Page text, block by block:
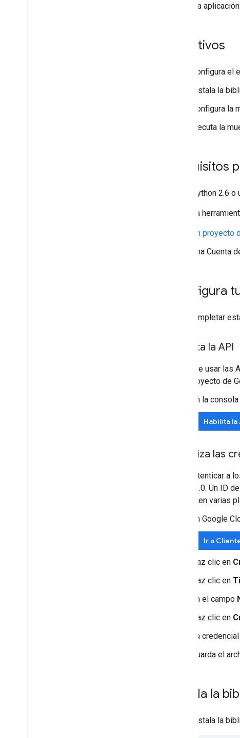
Crea una
Objetivos
Configura el
Instala la
Configura la
Ejecuta la
Requisitos
Python 2.6
La
Un proyecto
Una Cuenta
Configura
Para completar
Habilita la API
Antes de usar las
solo proyecto de
En la
Habilita la
Autoriza las
Para autenticar a
OAuth 2.0. Un ID
ejecuta en varias
En Google
Ir a
Haz clic en
Haz clic en
En el campo
Haz clic en
La
Guarda el
Instala la
Instala la